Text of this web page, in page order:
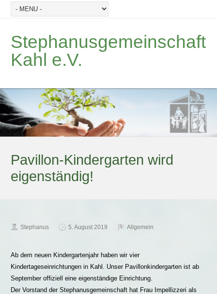
Stephanusgemeinschaft
Kahl e.V.
Pavillon-Kindergarten wird
eigenständig!
Stephanus 5. August 2019 Allgemein
Ab dem neuen Kindergartenjahr haben wir vier
Kindertageseinrichtungen in Kahl. Unser Pavillonkindergarten ist ab
September offiziell eine eigenständige Einrichtung.
Der Vorstand der Stephanusgemeinschaft hat Frau Impellizzeri als